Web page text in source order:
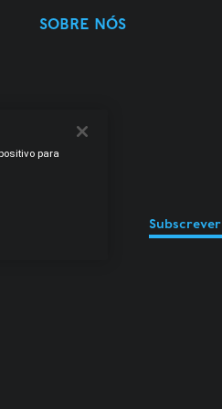
SOBRE NÓS
Subscrever
para